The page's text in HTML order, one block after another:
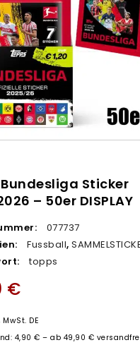
Sticker
– 50er DISPLAY
077737
Fussball,
topps
€
DE
4,90 € – ab 49,90 €